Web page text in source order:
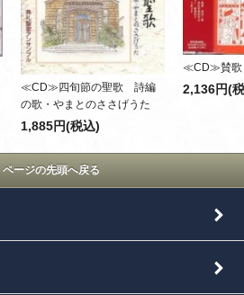
≪CD≫四旬節の聖歌 詩編
の歌・やまとのささげうた
1,885円(税込)
≪CD≫賛歌
2,136円(
ページの先頭へ戻る